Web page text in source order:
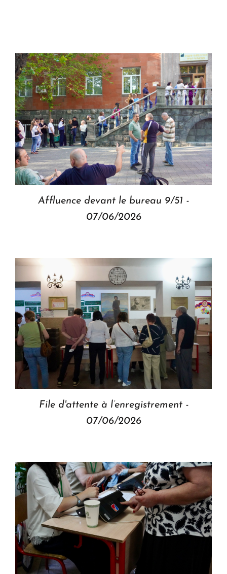
Affluence devant le bureau 9/51 -
07/06/2026
File d'attente à l’enregistrement -
07/06/2026